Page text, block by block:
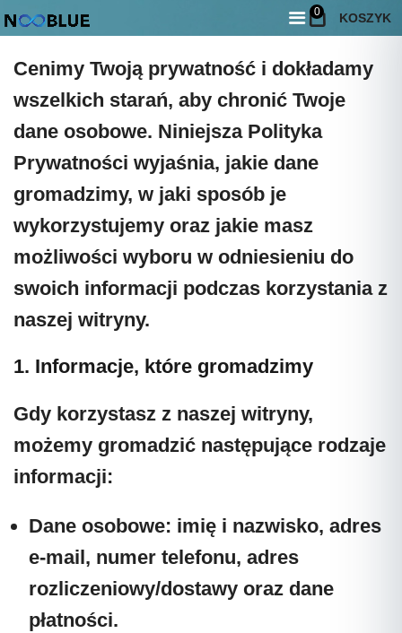
0 KOSZYK
Polityka Prywatności
Cenimy Twoją prywatność i dokładamy
wszelkich starań, aby chronić Twoje
dane osobowe. Niniejsza Polityka
Prywatności wyjaśnia, jakie dane
gromadzimy, w jaki sposób je
wykorzystujemy oraz jakie masz
możliwości wyboru w odniesieniu do
swoich informacji podczas korzystania z
naszej witryny.
1. Informacje, które gromadzimy
Gdy korzystasz z naszej witryny,
możemy gromadzić następujące rodzaje
informacji:
Dane osobowe: imię i nazwisko, adres
e-mail, numer telefonu, adres
rozliczeniowy/dostawy oraz dane
płatności.